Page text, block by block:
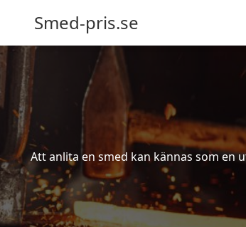
Smed-pris.se
Att anlita en smed kan kännas som